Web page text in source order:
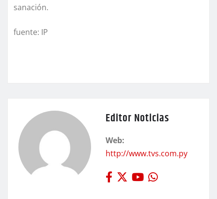
sanación.
fuente: IP
Editor Noticias
Web:
http://www.tvs.com.py